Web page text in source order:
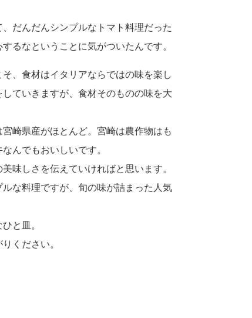
だんだんシンプルなトマト料理だった
るなということに気がついたんです。
、食材はイタリアならではの味を楽し
ていきますが、食材そのものの味を大
崎県産がほとんど。宮崎は農作物はも
んでもおいしいです。
味しさを伝えていければと思います。
な料理ですが、旬の味が詰まった人気
と皿。
ください。